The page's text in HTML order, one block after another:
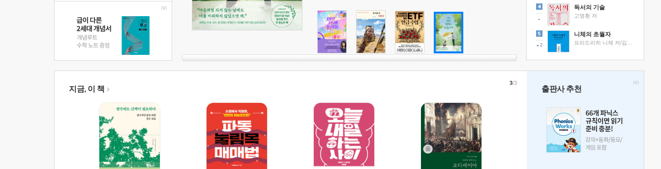
독서의 기술
고명환 저
2
니체의 초월자
지금, 이 책
3/3
출판사 추천